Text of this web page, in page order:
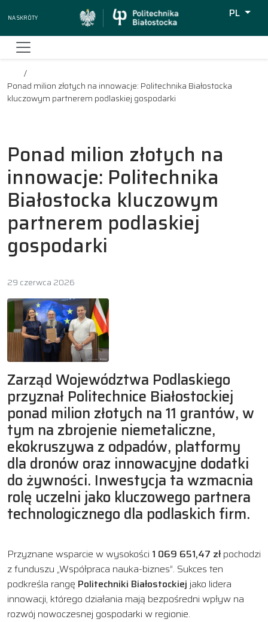
Na skróty
PL
Ponad milion złotych na innowacje: Politechnika Białostocka
kluczowym partnerem podlaskiej gospodarki
Ponad milion złotych na
innowacje: Politechnika
Białostocka kluczowym
partnerem podlaskiej
gospodarki
29 czerwca 2026
Zarząd Województwa Podlaskiego
przyznał Politechnice Białostockiej
ponad milion złotych na 11 grantów, w
tym na zbrojenie niemetaliczne,
ekokruszywa z odpadów, platformy
dla dronów oraz innowacyjne dodatki
do żywności. Inwestycja ta wzmacnia
rolę uczelni jako kluczowego partnera
technologicznego dla podlaskich firm.
Przyznane wsparcie w wysokości 1 069 651,47 zł pochodzi
z funduszu „Współpraca nauka-biznes”. Sukces ten
podkreśla rangę Politechniki Białostockiej jako lidera
innowacji, którego działania mają bezpośredni wpływ na
rozwój nowoczesnej gospodarki w regionie.